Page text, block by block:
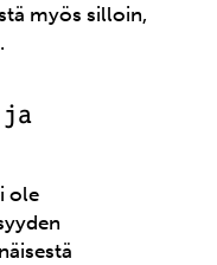
myös silloin,
ja
ole